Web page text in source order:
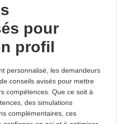
pour
profil
personnalisé, les demandeurs
conseils avisés pour mettre
compétences. Que ce soit à
des simulations
complémentaires, ces